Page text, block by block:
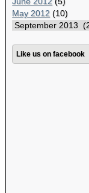
May 2012 (10)
Like us on facebook